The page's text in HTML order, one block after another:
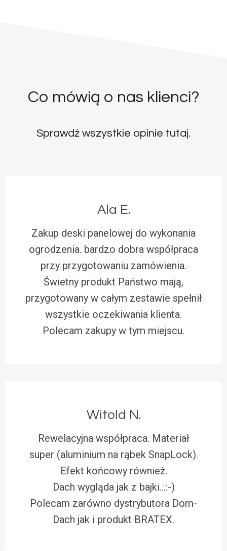
Co mówią o nas klienci?
Sprawdź wszystkie opinie tutaj.
Ala E.
Zakup deski panelowej do wykonania
ogrodzenia. bardzo dobra współpraca
przy przygotowaniu zamówienia.
Świetny produkt Państwo mają,
przygotowany w całym zestawie spełnił
wszystkie oczekiwania klienta.
Polecam zakupy w tym miejscu.
Witold N.
Rewelacyjna współpraca. Materiał
super (aluminium na rąbek SnapLock).
Efekt końcowy również.
Dach wygląda jak z bajki…:-)
Polecam zarówno dystrybutora Dom-
Dach jak i produkt BRATEX.